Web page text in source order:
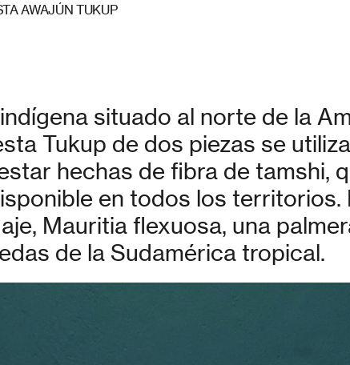
AWAJÚN TUKUP
situado al norte de la
Tukup de dos piezas se
hechas de fibra de tamshi,
en todos los territorios.
Mauritia flexuosa, una
de la Sudamérica tropical.